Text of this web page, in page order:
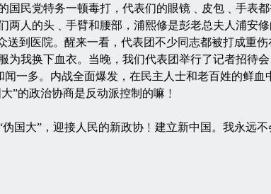
民党特务一顿毒打，代表们的眼镜﹑皮包﹑手表
人的头﹑手臂和腰部，浦熙修是彭老总夫人浦安修
到医院。醒来一看，代表团不少同志都被打成重伤
我换下血衣。当晚，我们代表团举行了记者招待
一多。内战全面爆发，在民主人士和老百姓的鲜血
”的政治协商是反动派控制的嘛﹗
大”，迎接人民的新政协﹗建立新中国。我永远不